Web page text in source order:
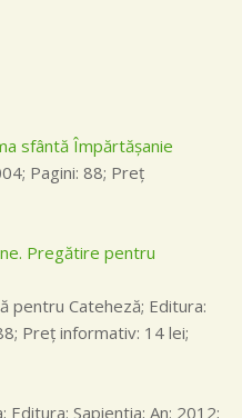
sfântă Împărtăşanie
Pagini: 88; Preţ
Pregătire pentru
pentru Cateheză; Editura:
Preţ informativ: 14 lei;
Editura: Sapientia; An: 2012;